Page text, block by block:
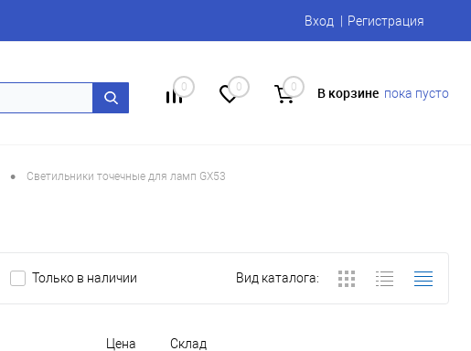
Вход Регистрация
0 0 0 В корзине пока пусто
• Светильники точечные для ламп GX53
Только в наличии Вид каталога:
Цена Склад